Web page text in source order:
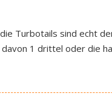
Turbotails sind echt
1 drittel oder die